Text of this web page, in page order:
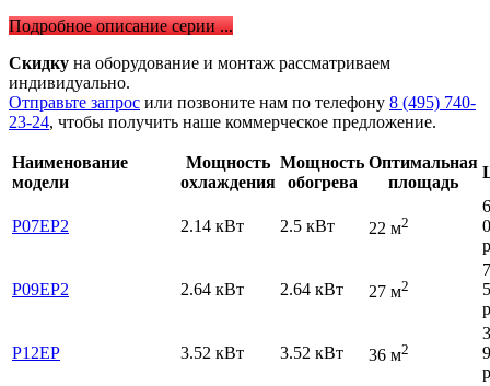
Подробное описание серии ...
Скидку на оборудование и монтаж рассматриваем
индивидуально.
Отправьте запрос или позвоните нам по телефону 8 (495) 740-
23-24, чтобы получить наше коммерческое предложение.
Наименование
модели
Мощность
охлаждения
Мощность
обогрева
Оптимальная
площадь
P07EP2 2.14 кВт 2.5 кВт 22 м2
P09EP2 2.64 кВт 2.64 кВт 27 м2
P12EP 3.52 кВт 3.52 кВт 36 м2